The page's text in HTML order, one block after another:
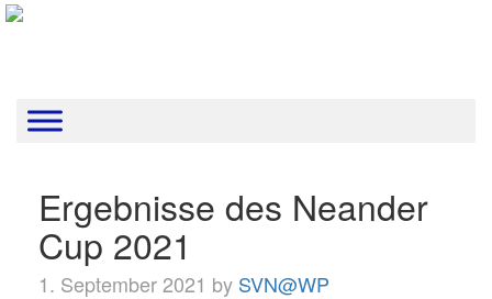
Ergebnisse des Neander
Cup 2021
1. September 2021 by SVN@WP